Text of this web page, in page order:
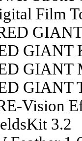
Film
GIANT
GIANT
GIANT
Vision
3.2